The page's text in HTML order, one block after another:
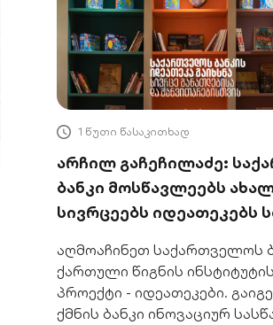
1 წუთი წასაკითხად
არჩილ გაჩეჩილაძე:
ბანკი მოსწავლეებს
სივრცეებს
აღმოაჩინეთ საქართველოს
ქართული წიგნის
პროექტი - იდეათეკები.
ქმნის ბანკი ინოვაციურ